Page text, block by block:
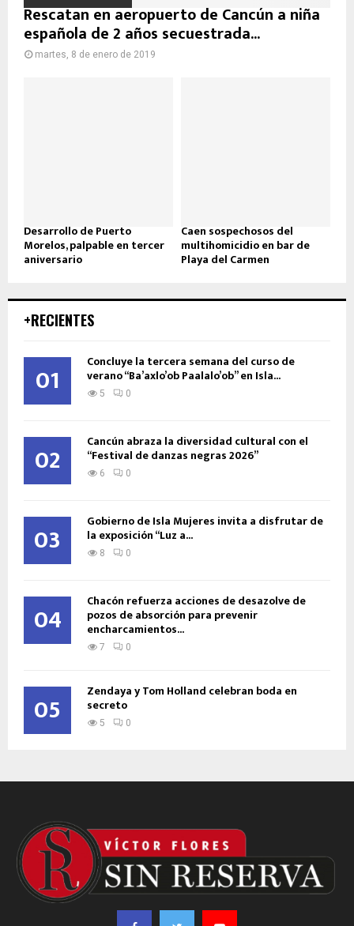
Rescatan en aeropuerto de Cancún a niña
española de 2 años secuestrada...
martes, 8 de enero de 2019
Desarrollo de Puerto
Morelos, palpable en tercer
aniversario
Caen sospechosos del
multihomicidio en bar de
Playa del Carmen
+RECIENTES
01 Concluye la tercera semana del curso de
verano “Ba’axlo’ob Paalalo’ob” en Isla...
5 0
02 Cancún abraza la diversidad cultural con el
“Festival de danzas negras 2026”
6 0
03 Gobierno de Isla Mujeres invita a disfrutar de
la exposición “Luz a...
8 0
04 Chacón refuerza acciones de desazolve de
pozos de absorción para prevenir
encharcamientos...
7 0
05 Zendaya y Tom Holland celebran boda en
secreto
5 0